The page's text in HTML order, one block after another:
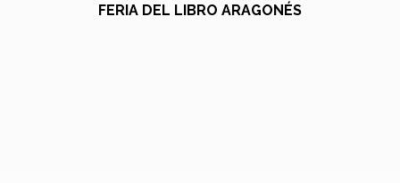
FERIA DEL LIBRO ARAGONÉS